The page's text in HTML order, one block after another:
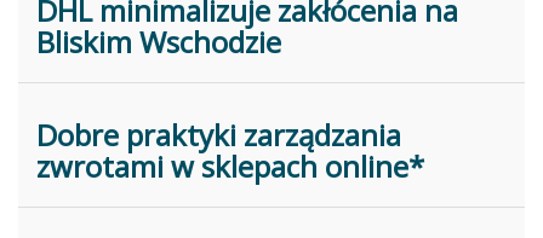
DHL minimalizuje zakłócenia na
Bliskim Wschodzie
Dobre praktyki zarządzania
zwrotami w sklepach online*